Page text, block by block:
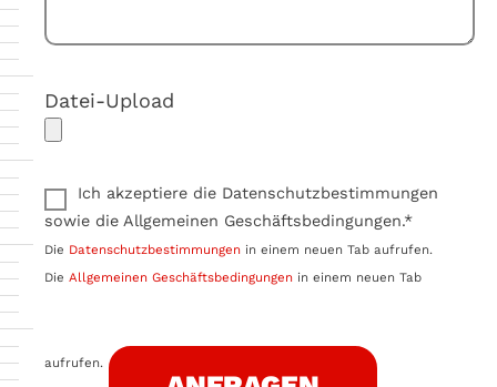
Datei-Upload
Ich akzeptiere die Datenschutzbestimmungen
sowie die Allgemeinen Geschäftsbedingungen.*
Die Datenschutzbestimmungen in einem neuen Tab aufrufen.
Die Allgemeinen Geschäftsbedingungen in einem neuen Tab
aufrufen.